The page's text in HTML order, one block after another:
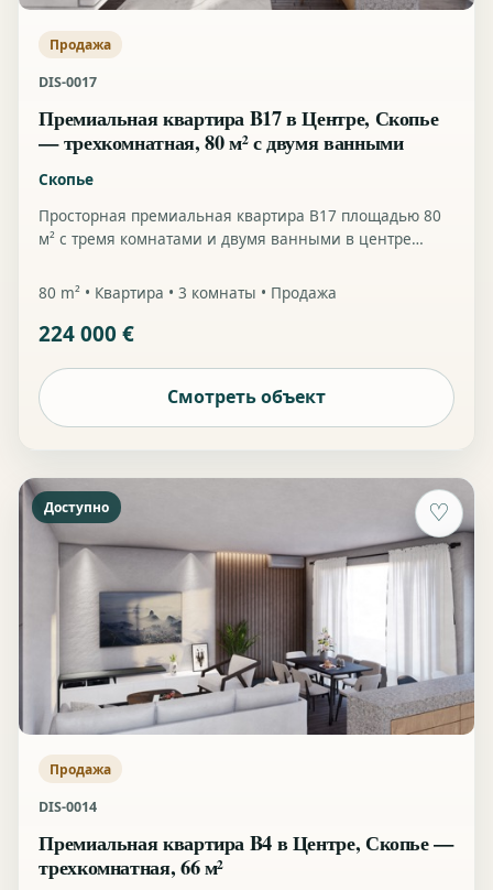
Продажа
DIS-0017
Премиальная квартира B17 в Центре, Скопье
— трехкомнатная, 80 м² с двумя ванными
Скопье
Просторная премиальная квартира B17 площадью 80
м² с тремя комнатами и двумя ванными в центре
80 m² • Квартира • 3 комнаты • Продажа
224 000 €
Смотреть объект
♡
Доступно
Продажа
DIS-0014
Премиальная квартира B4 в Центре, Скопье —
трехкомнатная, 66 м²